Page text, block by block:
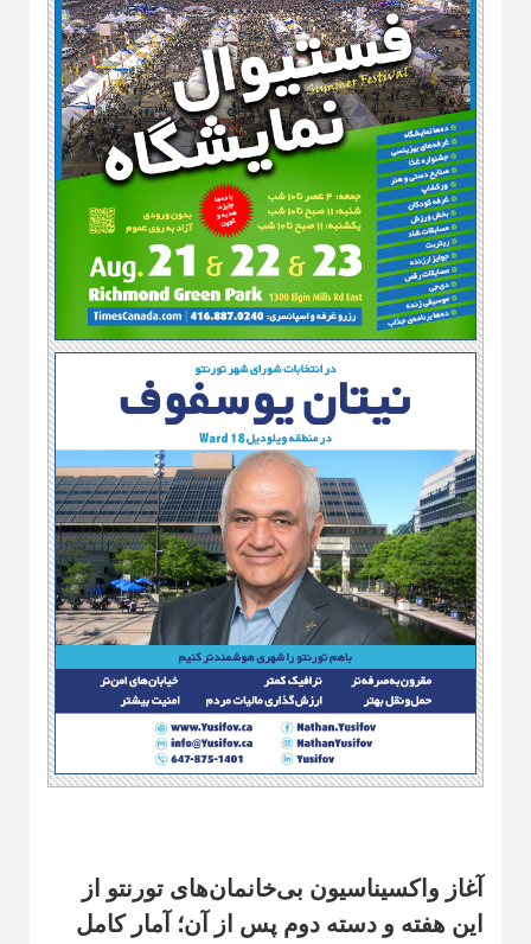
آغاز واکسیناسیون بی‌خانمان‌های تورنتو از
این هفته و دسته دوم پس از آن؛ آمار کامل